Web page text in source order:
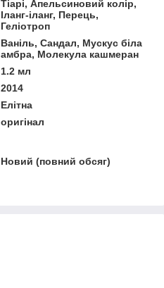
Тіарі, Апельсиновий колір,
Іланг-іланг, Перець,
Геліотроп
Ваніль, Сандал, Мускус біла
амбра, Молекула кашмеран
1.2 мл
2014
Елітна
оригінал
Новий (повний обсяг)